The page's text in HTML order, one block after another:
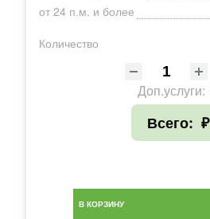
от 24 п.м. и более
Количество
Доп.услуги:
Всего: ₽
В КОРЗИНУ